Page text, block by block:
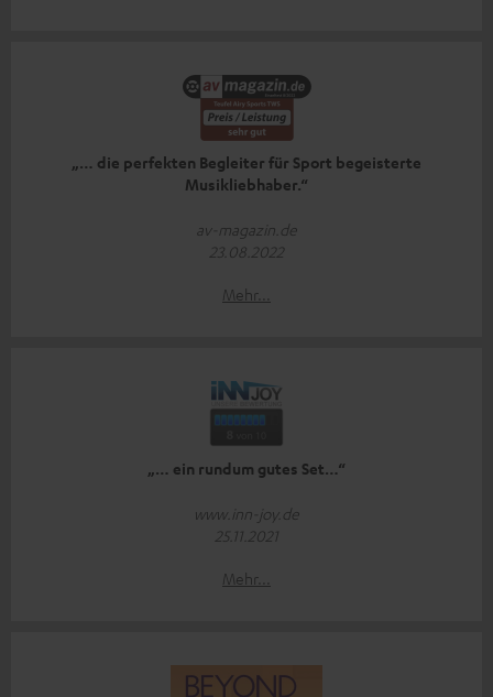
„… die perfekten Begleiter für Sport begeisterte
Musikliebhaber.“
av-magazin.de
23.08.2022
Mehr...
„… ein rundum gutes Set…“
www.inn-joy.de
25.11.2021
Mehr...